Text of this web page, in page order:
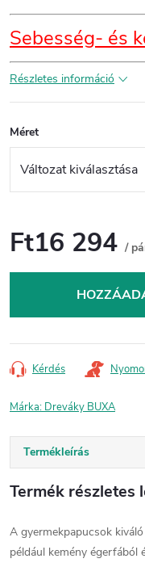
Sebesség- és
Részletes információ
Méret
Ft16 294 /
Kérdés
Márka: Dreváky BUXA
Termékleírás
Termék részletes
A gyermekpapucsok
például kemény égerfából